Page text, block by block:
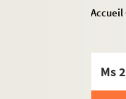
Accueil
Ms